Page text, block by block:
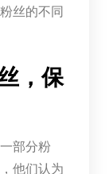
丝的不同
，保
部分粉
他们认为